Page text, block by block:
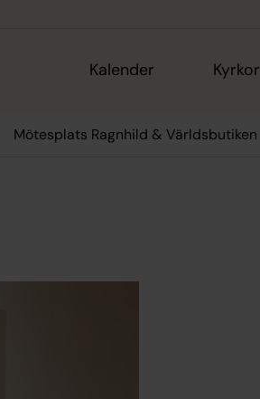
Kalender Kyrkor
Mötesplats Ragnhild & Världsbutiken